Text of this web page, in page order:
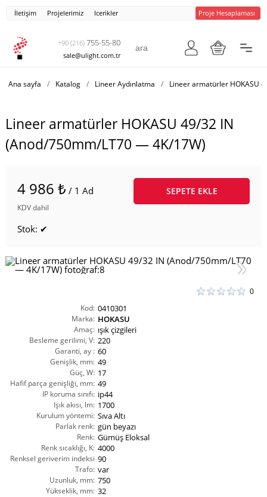
İletişim Projelerimiz Icerikler Proje Hesaplaması
+90 (216) 755-55-80
sale@ulight.com.tr
Ana sayfa / Katalog / Lineer Aydınlatma / Lineer armatürler HOKASU
Lineer armatürler HOKASU 49/32 IN
(Anod/750mm/LT70 — 4K/17W)
4 986 ₺ / 1 Ad
KDV dahil
SEPETE EKLE
Stok: ✔
0
Kod: 0410301
Marka: HOKASU
Amaç: ışık çizgileri
Besleme gerilimi, V: 220
Garanti, ay : 60
Genişlik, mm: 49
Güç, W: 17
Hafif parça genişliği, mm: 49
IP koruma sınıfı: ip44
Işık akısı, lm: 1700
Kurulum yöntemi: Sıva Altı
Parlak renk: gün beyazı
Renk: Gümüş Eloksal
Renk sıcaklığı, K: 4000
Renksel geriverim indeksi
CRI(Ra):
90
Trafo: var
Uzunluk, mm: 750
Yükseklik, mm: 32